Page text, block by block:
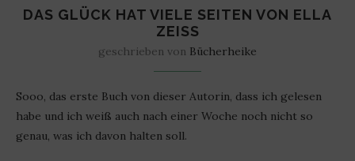
DAS GLÜCK HAT VIELE SEITEN VON ELLA
ZEISS
geschrieben von Bücherheike
Sooo, das erste Buch von dieser Autorin, dass ich gelesen
habe und ich weiß auch nach einer Woche noch nicht so
genau, was ich davon halten soll.